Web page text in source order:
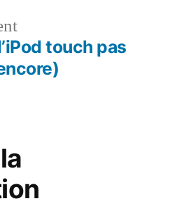
Article
précédent :
touch pas